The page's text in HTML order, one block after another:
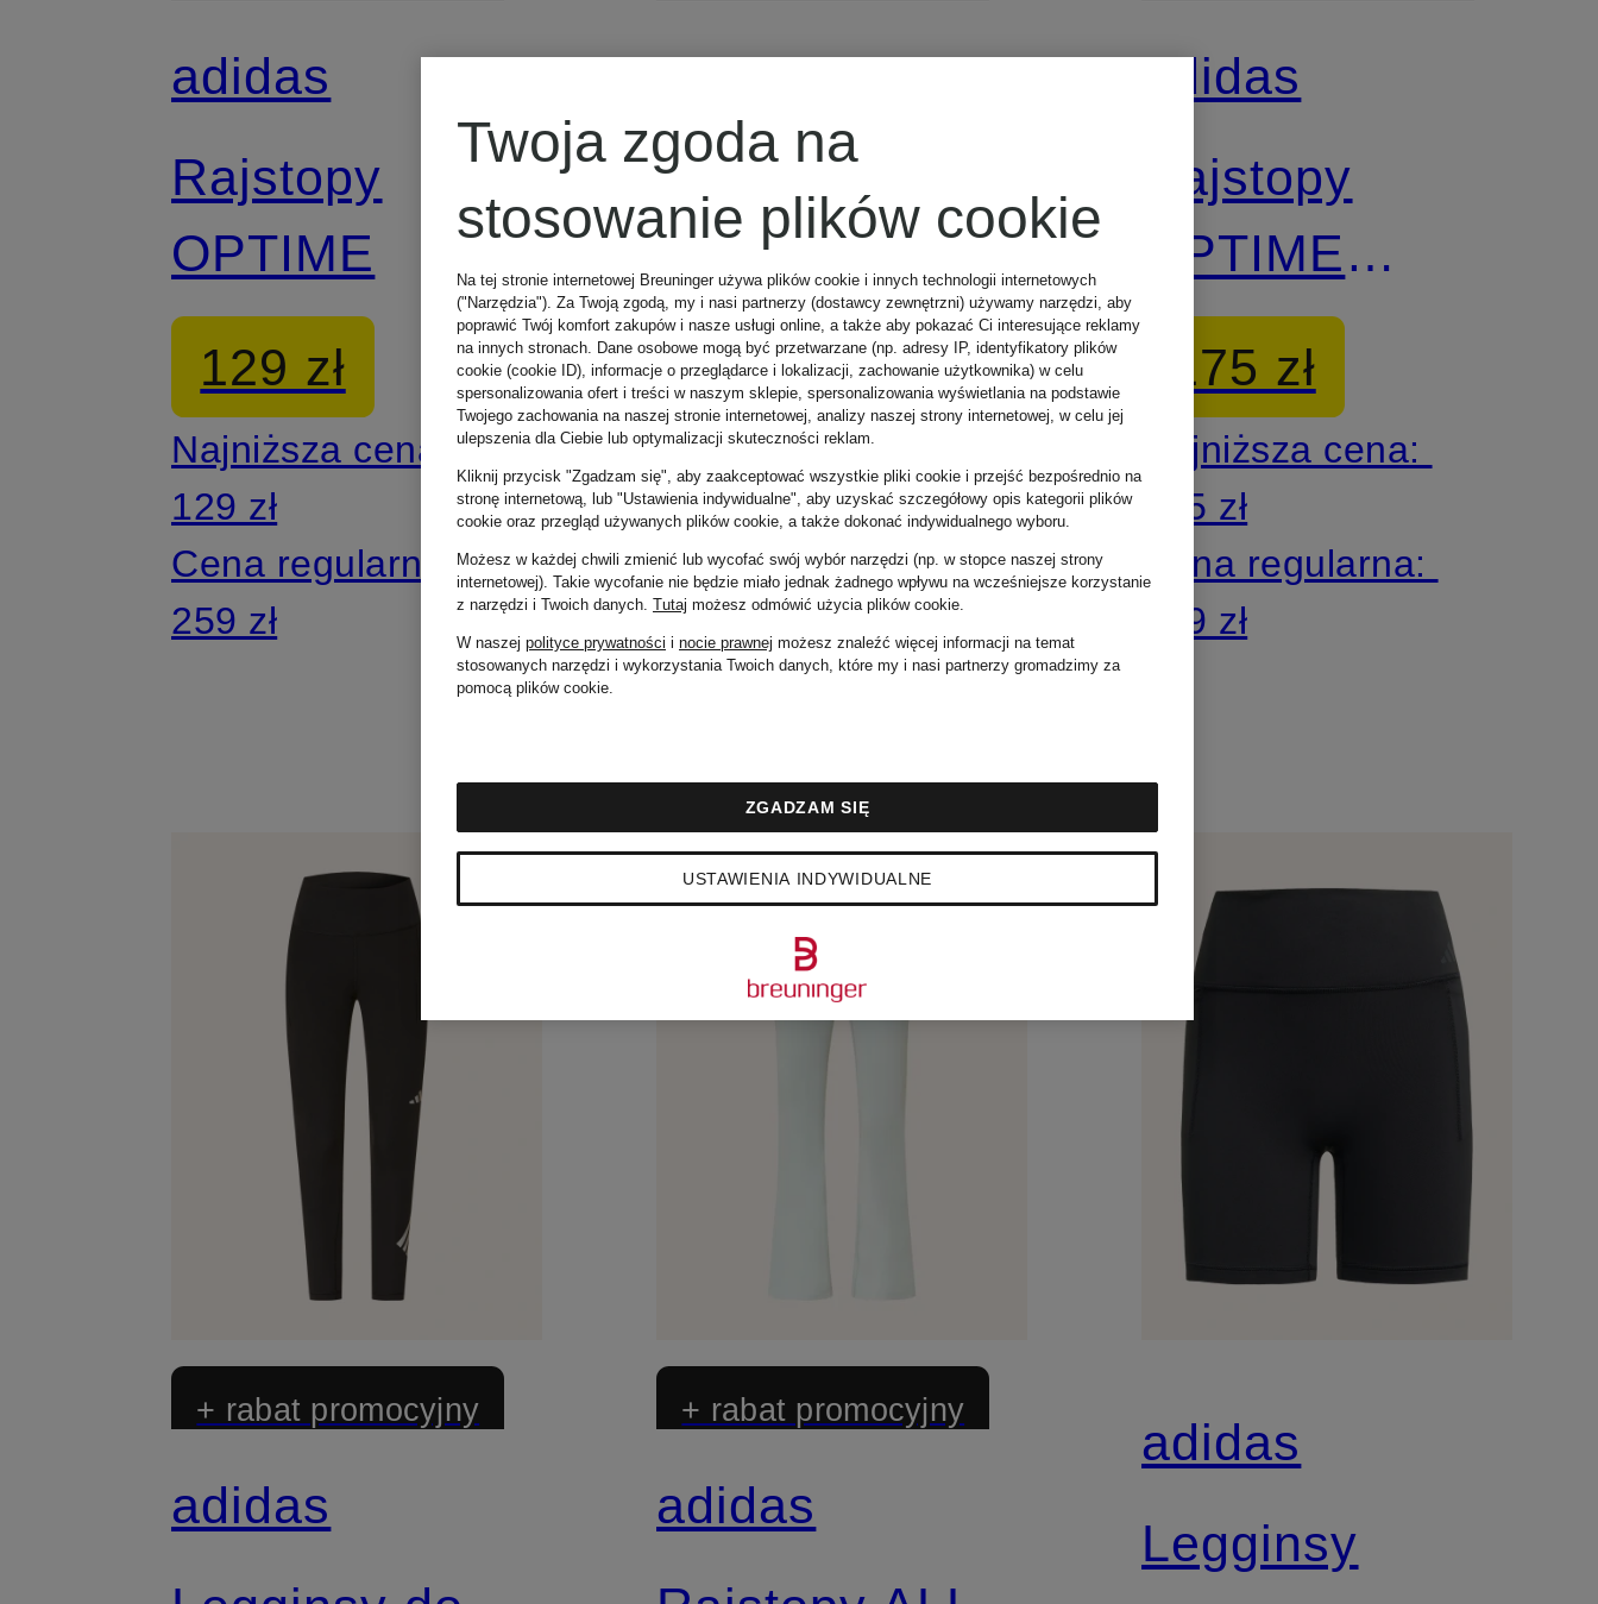
Z certyfikatem
adidas
Rajstopy
OPTIME
129 zł
Najniższa cena:
129 zł
Cena regularna:
259 zł
adidas
Legginsy
OPTIMÉ
PRIMELIFT
SHORT
205 zł
Najniższa cena:
174,25 zł
Cena regularna:
259 zł
Z certyfikatem
adidas
Rajstopy
OPTIME
POWER
175 zł
Najniższa cena:
175 zł
Cena regularna:
349 zł
+ rabat promocyjny
Z certyfikatem
adidas
+ rabat promocyjny
Z certyfikatem
adidas
adidas
Legginsy
Twoja zgoda na
stosowanie plików cookie
Na tej stronie internetowej Breuninger używa plików cookie i innych technologii internetowych
("Narzędzia"). Za Twoją zgodą, my i nasi partnerzy (dostawcy zewnętrzni) używamy narzędzi, aby
poprawić Twój komfort zakupów i nasze usługi online, a także aby pokazać Ci interesujące reklamy
na innych stronach. Dane osobowe mogą być przetwarzane (np. adresy IP, identyfikatory plików
cookie (cookie ID), informacje o przeglądarce i lokalizacji, zachowanie użytkownika) w celu
spersonalizowania ofert i treści w naszym sklepie, spersonalizowania wyświetlania na podstawie
Twojego zachowania na naszej stronie internetowej, analizy naszej strony internetowej, w celu jej
ulepszenia dla Ciebie lub optymalizacji skuteczności reklam.
Kliknij przycisk "Zgadzam się", aby zaakceptować wszystkie pliki cookie i przejść bezpośrednio na
stronę internetową, lub "Ustawienia indywidualne", aby uzyskać szczegółowy opis kategorii plików
cookie oraz przegląd używanych plików cookie, a także dokonać indywidualnego wyboru.
Możesz w każdej chwili zmienić lub wycofać swój wybór narzędzi (np. w stopce naszej strony
internetowej). Takie wycofanie nie będzie miało jednak żadnego wpływu na wcześniejsze korzystanie
z narzędzi i Twoich danych. Tutaj możesz odmówić użycia plików cookie.
W naszej polityce prywatności i nocie prawnej możesz znaleźć więcej informacji na temat
stosowanych narzędzi i wykorzystania Twoich danych, które my i nasi partnerzy gromadzimy za
pomocą plików cookie.
USTAWIENIA INDYWIDUALNE
ZGADZAM SIĘ